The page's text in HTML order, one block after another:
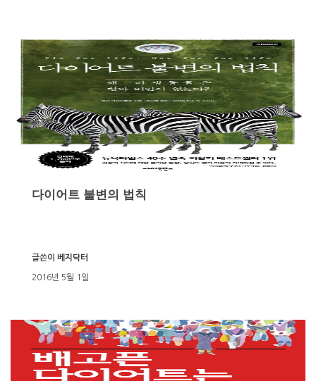
다이어트 불변의 법칙
2016년 5월 1일
글쓴이 베지닥터